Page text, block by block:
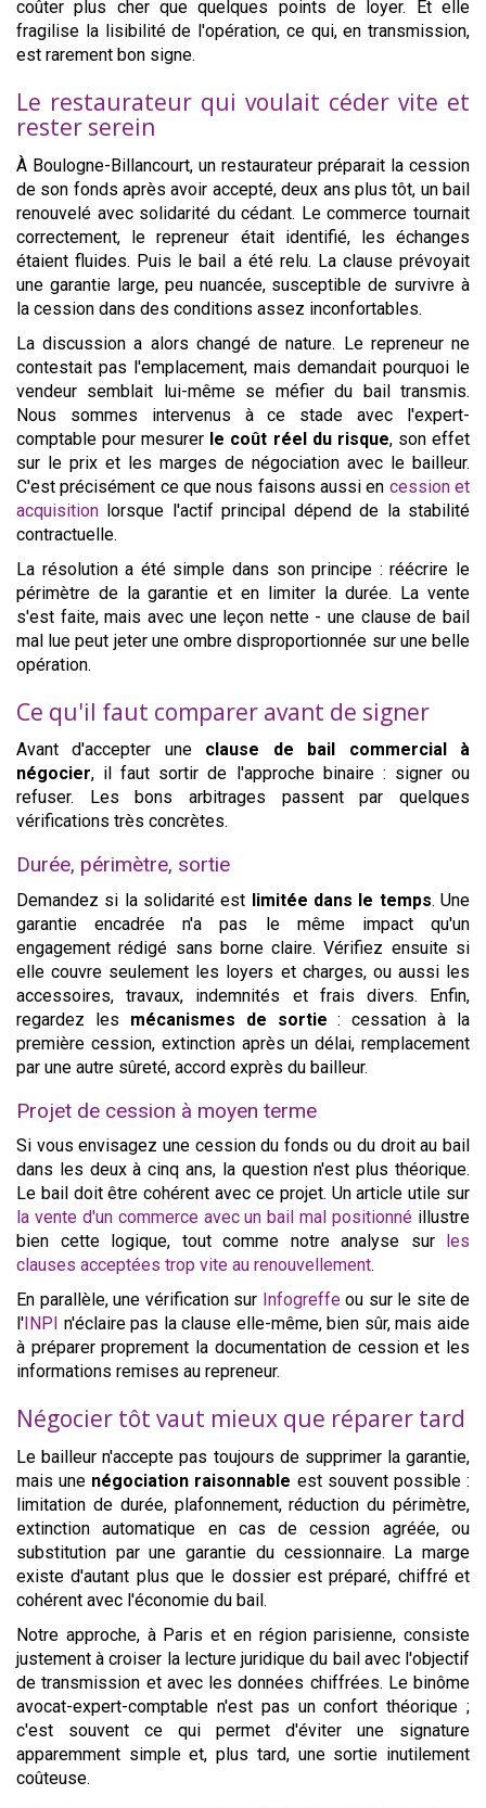
coûter plus cher que quelques points de loyer. Et elle
fragilise la lisibilité de l'opération, ce qui, en transmission,
est rarement bon signe.
Le restaurateur qui voulait céder vite et
rester serein
À Boulogne-Billancourt, un restaurateur préparait la cession
de son fonds après avoir accepté, deux ans plus tôt, un bail
renouvelé avec solidarité du cédant. Le commerce tournait
correctement, le repreneur était identifié, les échanges
étaient fluides. Puis le bail a été relu. La clause prévoyait
une garantie large, peu nuancée, susceptible de survivre à
la cession dans des conditions assez inconfortables.
La discussion a alors changé de nature. Le repreneur ne
contestait pas l'emplacement, mais demandait pourquoi le
vendeur semblait lui-même se méfier du bail transmis.
Nous sommes intervenus à ce stade avec l'expert-
comptable pour mesurer le coût réel du risque, son effet
sur le prix et les marges de négociation avec le bailleur.
C'est précisément ce que nous faisons aussi en cession et
acquisition lorsque l'actif principal dépend de la stabilité
contractuelle.
La résolution a été simple dans son principe : réécrire le
périmètre de la garantie et en limiter la durée. La vente
s'est faite, mais avec une leçon nette - une clause de bail
mal lue peut jeter une ombre disproportionnée sur une belle
opération.
Ce qu'il faut comparer avant de signer
Avant d'accepter une clause de bail commercial à
négocier, il faut sortir de l'approche binaire : signer ou
refuser. Les bons arbitrages passent par quelques
vérifications très concrètes.
Durée, périmètre, sortie
Demandez si la solidarité est limitée dans le temps. Une
garantie encadrée n'a pas le même impact qu'un
engagement rédigé sans borne claire. Vérifiez ensuite si
elle couvre seulement les loyers et charges, ou aussi les
accessoires, travaux, indemnités et frais divers. Enfin,
regardez les mécanismes de sortie : cessation à la
première cession, extinction après un délai, remplacement
par une autre sûreté, accord exprès du bailleur.
Projet de cession à moyen terme
Si vous envisagez une cession du fonds ou du droit au bail
dans les deux à cinq ans, la question n'est plus théorique.
Le bail doit être cohérent avec ce projet. Un article utile sur
la vente d'un commerce avec un bail mal positionné illustre
bien cette logique, tout comme notre analyse sur
les
clauses acceptées trop vite au renouvellement.
En parallèle, une vérification sur Infogreffeou sur le site de
l' INPI n'éclaire pas la clause elle-même, bien sûr, mais aide
à préparer proprement la documentation de cession et les
informations remises au repreneur.
Négocier tôt vaut mieux que réparer tard
Le bailleur n'accepte pas toujours de supprimer la garantie,
mais une négociation raisonnable est souvent possible :
limitation de durée, plafonnement, réduction du périmètre,
extinction automatique en cas de cession agréée, ou
substitution par une garantie du cessionnaire. La marge
existe d'autant plus que le dossier est préparé, chiffré et
cohérent avec l'économie du bail.
Notre approche, à Paris et en région parisienne, consiste
justement à croiser la lecture juridique du bail avec l'objectif
de transmission et avec les données chiffrées. Le binôme
avocat-expert-comptable n'est pas un confort théorique ;
c'est souvent ce qui permet d'éviter une signature
apparemment simple et, plus tard, une sortie inutilement
coûteuse.